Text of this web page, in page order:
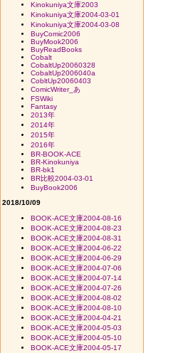
Kinokuniya文庫2003
Kinokuniya文庫2004-03-01
Kinokuniya文庫2004-03-08
BuyComic2006
BuyMook2006
BuyReadBooks
Cobalt
CobaltUp20060328
CobaltUp2006040a
CobltUp20060403
ComicWriter_あ
FSWiki
Fantasy
2013年
2014年
2015年
2016年
BR-BOOK-ACE
BR-Kinokuniya
BR-bk1
BR比較2004-03-01
BuyBook2006
2018/10/09
BOOK-ACE文庫2004-08-16
BOOK-ACE文庫2004-08-23
BOOK-ACE文庫2004-08-31
BOOK-ACE文庫2004-06-22
BOOK-ACE文庫2004-06-29
BOOK-ACE文庫2004-07-06
BOOK-ACE文庫2004-07-14
BOOK-ACE文庫2004-07-26
BOOK-ACE文庫2004-08-02
BOOK-ACE文庫2004-08-10
BOOK-ACE文庫2004-04-21
BOOK-ACE文庫2004-05-03
BOOK-ACE文庫2004-05-10
BOOK-ACE文庫2004-05-17